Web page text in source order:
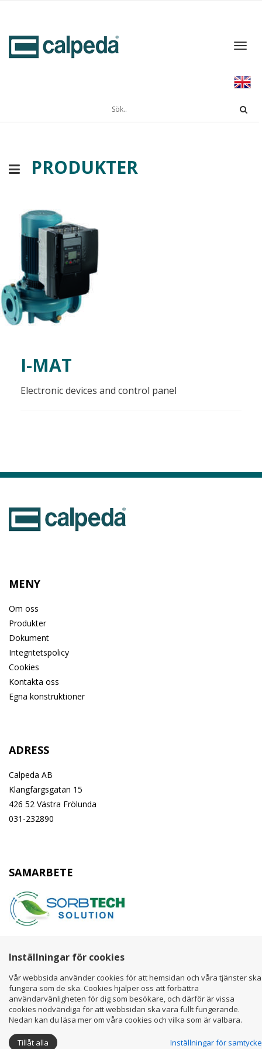
PRODUKTER
I-MAT
Electronic devices and control panel
MENY
Om oss
Produkter
Dokument
Integritetspolicy
Cookies
Kontakta oss
Egna konstruktioner
ADRESS
Calpeda AB
Klangfärgsgatan 15
426 52 Västra Frölunda
031-232890
SAMARBETE
Copyright ©Calpeda AB
Inställningar för cookies
Vår webbsida använder cookies för att hemsidan och våra tjänster ska
fungera som de ska. Cookies hjälper oss att förbättra
användarvänligheten för dig som besökare, och därför är vissa
cookies nödvändiga för att webbsidan ska vara fullt fungerande.
Nedan kan du läsa mer om våra cookies och vilka som är valbara.
Tillåt alla Inställningar för samtycke